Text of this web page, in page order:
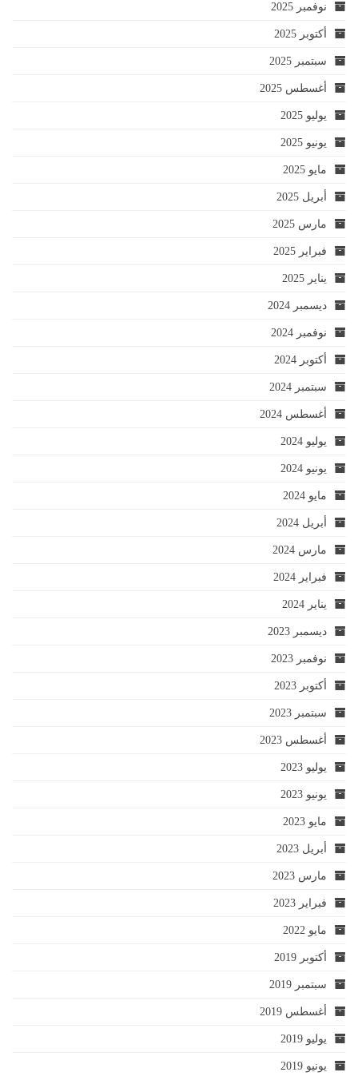
نوفمبر 2025
أكتوبر 2025
سبتمبر 2025
أغسطس 2025
يوليو 2025
يونيو 2025
مايو 2025
أبريل 2025
مارس 2025
فبراير 2025
يناير 2025
ديسمبر 2024
نوفمبر 2024
أكتوبر 2024
سبتمبر 2024
أغسطس 2024
يوليو 2024
يونيو 2024
مايو 2024
أبريل 2024
مارس 2024
فبراير 2024
يناير 2024
ديسمبر 2023
نوفمبر 2023
أكتوبر 2023
سبتمبر 2023
أغسطس 2023
يوليو 2023
يونيو 2023
مايو 2023
أبريل 2023
مارس 2023
فبراير 2023
مايو 2022
أكتوبر 2019
سبتمبر 2019
أغسطس 2019
يوليو 2019
يونيو 2019